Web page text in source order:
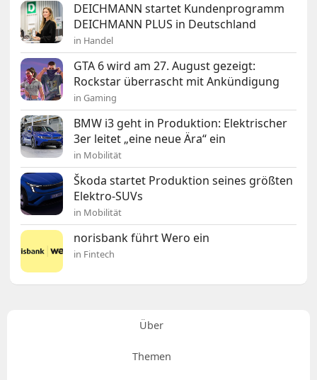
DEICHMANN startet Kundenprogramm
DEICHMANN PLUS in Deutschland
in Handel
GTA 6 wird am 27. August gezeigt:
Rockstar überrascht mit Ankündigung
in Gaming
BMW i3 geht in Produktion: Elektrischer
3er leitet „eine neue Ära“ ein
in Mobilität
Škoda startet Produktion seines größten
Elektro-SUVs
in Mobilität
norisbank führt Wero ein
in Fintech
Über
Themen